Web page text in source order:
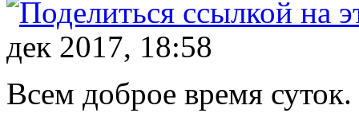
дек 2017, 18:58
Всем доброе время